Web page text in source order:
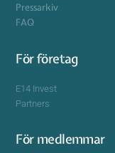
Pressarkiv
FAQ
För företag
E14 Invest
Partners
För medlemmar